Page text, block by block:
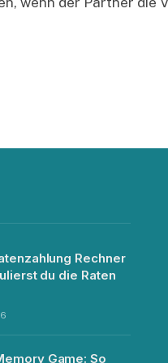
Rechner
du die Raten
Game: So